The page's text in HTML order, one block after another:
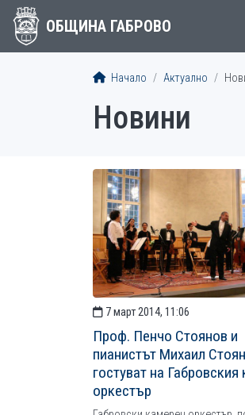
ОБЩИНА ГАБРОВО
Начало Актуално
Новини
СТАТИИ
7 март 2014, 11:06
Проф. Пенчо Стоянов и
пианистът Михаил
гостуват на Габровския
оркестър